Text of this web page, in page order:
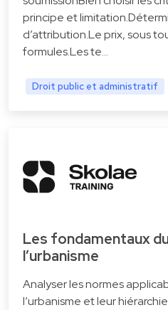
principe et
d’attribution.Le prix, sous
formules.Les te…
Droit public et administratif
Les fondamentaux
l’urbanisme
Analyser les normes
l’urbanisme et leur